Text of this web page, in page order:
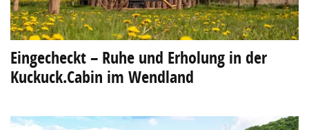
Eingecheckt – Ruhe und Erholung in der
Kuckuck.Cabin im Wendland